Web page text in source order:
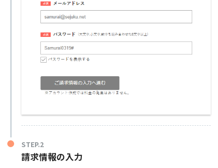
STEP.2
請求情報の入力